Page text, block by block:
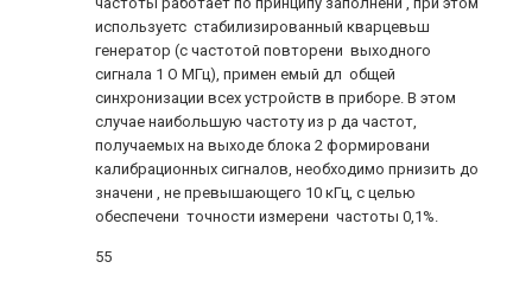
используетс стабилизированный кварцевьш
генератор (с частотой повторени выходного
сигнала 1 О МГц), примен емый дл общей
синхронизации всех устройств в приборе. В этом
случае наибольшую частоту из р да частот,
получаемых на выходе блока 2 формировани
калибрационных сигналов, необходимо прнизить до
значени , не превышающего 10 кГц, с целью
обеспечени точности измерени частоты 0,1%.
55